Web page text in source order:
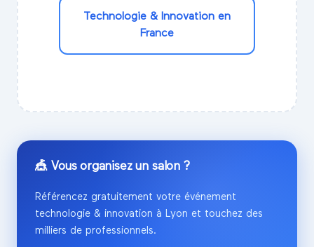
Technologie & Innovation en
France
🎪 Vous organisez un salon ?
Référencez gratuitement votre événement
technologie & innovation à Lyon et touchez des
milliers de professionnels.